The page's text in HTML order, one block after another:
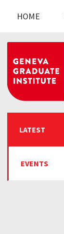
HOME
LATEST
EVENTS